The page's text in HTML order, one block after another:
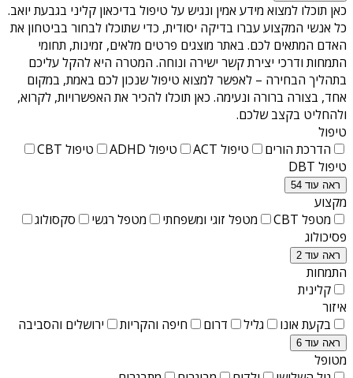
כאן תוכלו למצוא מידע אמין ונגיש על טיפול בדיכאון קליני בגבעת יואב.
כל אנשי המקצוע עברו בדיקה יסודית, כדי שתוכלו לבחור בביטחון את
האדם המתאים לכם. באתר מוצגים פרטים מלאים, זמינות, תחומי
התמחות ודרכי יצירת קשר ישירה ונוחה. המטרה היא להקל עליכם
בתהליך הבחירה – לאפשר למצוא טיפול שנכון לכם באמת, במקום
אחד, בצורה ברורה ונעימה. כאן תוכלו להכיר את האפשרויות, לקרוא,
ולהחליט בקצב שלכם.
טיפול
הדרכת הורים
טיפול ACT טיפול ADHD
טיפול CBT
טיפול DBT
ראה עוד 54
מקצוע
מטפל CBT
מטפל זוגי ומשפחתי מטפל רגשי
סקסולוג
פסיכולוג
ראה עוד 2
התמחות
קלינית
איזור
בקעת אונו
גליל דרום חיפה והקריות ירושלים והסביבה
ראה עוד 6
מטופל